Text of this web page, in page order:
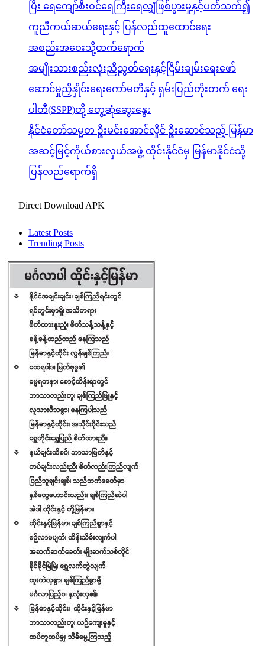
ပြီး ရေကျော်စီးဝင်ရေကြီးရေလျှံဖြစ်ပွားမှုနှင့်ပတ်သက်၍
ကူညီကယ်ဆယ်ရေးနှင့် ပြန်လည်ထူထောင်ရေး
အစည်းအဝေးသို့တက်ရောက်
အမျိုးသားစည်းလုံးညီညွတ်ရေးနှင့်ငြိမ်းချမ်းရေးဖော်
ဆောင်မှုညှိနှိုင်းရေးကော်မတီနှင့် ရှမ်းပြည်တိုးတက် ရေး
ပါတီ(SSPP)တို့ တွေ့ဆုံဆွေးနွေး
နိုင်ငံတော်သမ္မတ ဦးမင်းအောင်လှိုင် ဦးဆောင်သည့် မြန်မာ
အဆင့်မြင့်ကိုယ်စားလှယ်အဖွဲ့ ထိုင်းနိုင်ငံမှ မြန်မာနိုင်ငံသို့
ပြန်လည်ရောက်ရှိ
Direct Download APK
Latest Posts
Trending Posts